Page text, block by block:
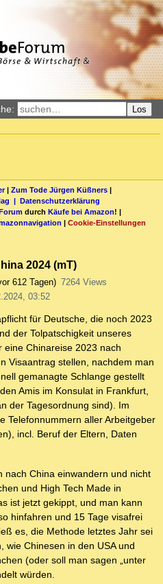
Los
| Zum Tode Jürgen Küßners |
| Datenschutzerklärung
durch Käufe bei Amazon! |
| Cookie-Einstellungen
2024 (mT)
612 Tagen) 7264 Views
03:52
für Deutsche, die noch 2023
der Tolpatschigkeit unseres
Chinareise 2023 nach
Visaantrag stellen, nachdem man
gemanagte Schlange gestellt
Amis im Konsulat in Frankfurt,
der Tagesordnung sind). Im
Telefonnummern aller Arbeitgeber
incl. Beruf der Eltern, Daten
nach China einwandern und nicht
und High Tech Made in
ist jetzt gekippt, und man kann
hinfahren und 15 Tage visafrei
es, die Methode letztes Jahr sei
wie Chinesen in den USA und
(oder soll man sagen „unter
würden.